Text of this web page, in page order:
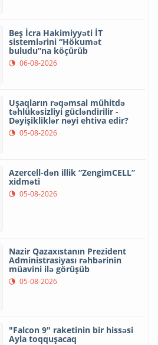
Beş İcra Hakimiyyəti İT
sistemlərini “Hökumət
buludu”na köçürüb
06-08-2026
Uşaqların rəqəmsal mühitdə
təhlükəsizliyi gücləndirilir -
Dəyişikliklər nəyi ehtiva edir?
05-08-2026
Azercell-dən illik “ZengimCELL”
xidməti
05-08-2026
Nazir Qazaxıstanın Prezident
Administrasiyası rəhbərinin
müavini ilə görüşüb
05-08-2026
"Falcon 9" raketinin bir hissəsi
Ayla toqquşacaq